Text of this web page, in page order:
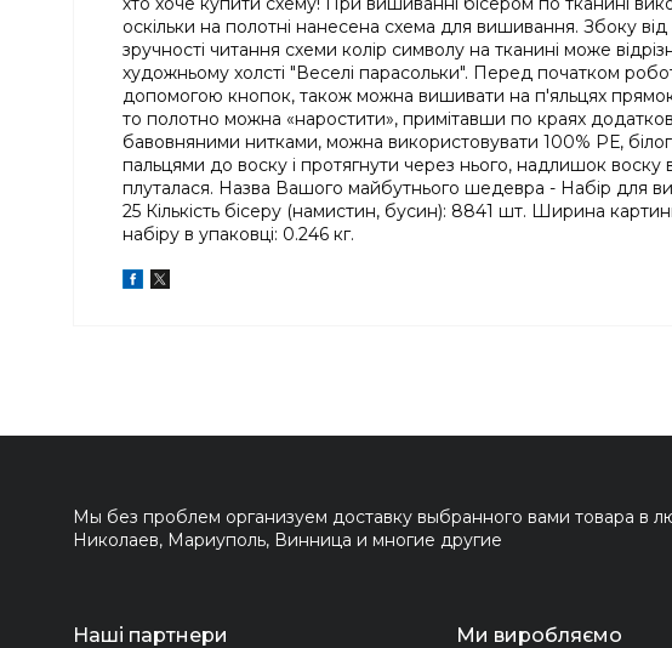
оскільки на полотні нанесена схема для вишивання. Збоку
зручності читання схеми колір символу на тканині може
художньому холсті "Веселі парасольки". Перед початком
допомогою кнопок, також можна вишивати на п'яльцях
то полотно можна «наростити», примітавши по краях
бавовняними нитками, можна використовувати 100% РЕ,
пальцями до воску і протягнути через нього, надлишок
плуталася. Назва Вашого майбутнього шедевра - Набір для
25 Кількість бісеру (намистин, бусин): 8841 шт. Ширина
набіру в упаковці: 0.246 кг.
Мы без проблем организуем доставку выбранного вами товара в
Николаев, Мариуполь, Винница и многие другие
Наші партнери Ми виробляємо